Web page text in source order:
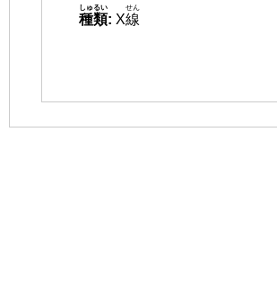
種類
しゅるい
: X線
せん